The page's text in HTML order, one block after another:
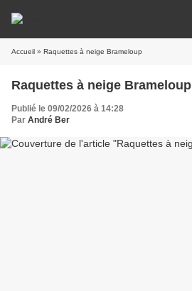
Accueil » Raquettes à neige Brameloup
Raquettes à neige Brameloup
Publié le 09/02/2026 à 14:28
Par André Ber